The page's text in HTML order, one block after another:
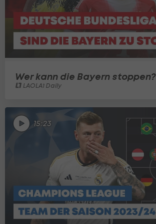
Wer kann die Bayern stoppen?
LAOLA1 Daily
15:23